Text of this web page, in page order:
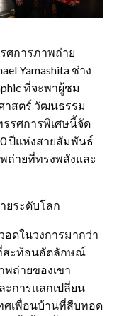
ศการภาพถ่าย
Yamashita ช่าง
ที่จะพาผู้ชม
าสตร์ วัฒนธรรม
รศการพิเศษนี้จัด
ปีแห่งสายสัมพันธ์
ถ่ายที่ทรงพลังและ
ยระดับโลก
อดในวงการมากว่า
ที่สะท้อนอัตลักษณ์
พถ่ายของเขา
ะการแลกเปลี่ยน
ศเพื่อนบ้านที่สืบทอด